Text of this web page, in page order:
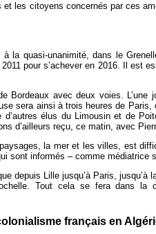
les citoyens concernés par ces
la quasi-unanimité, dans le
pour s’achever en 2016. Il est
avec deux voies. L’une
sera ainsi à trois heures de
élus du Limousin et de
d’ailleurs reçu, ce matin, avec
la mer et les villes, est
sont informés – comme médiatrice
depuis Lille jusqu’à Paris,
Tout cela se fera dans la
français en